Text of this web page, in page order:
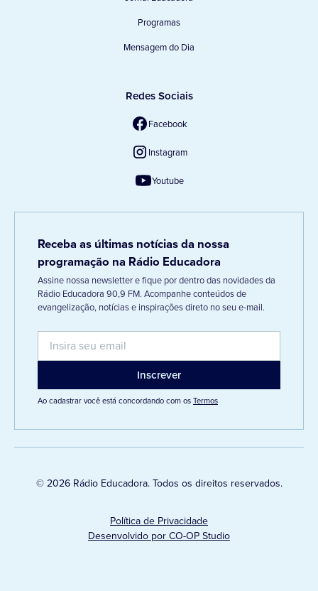
Programas
Mensagem do Dia
Redes Sociais
Facebook
Instagram
Youtube
Receba as últimas notícias da nossa
programação na Rádio Educadora
Assine nossa newsletter e fique por dentro das novidades da
Rádio Educadora 90,9 FM. Acompanhe conteúdos de
evangelização, notícias e inspirações direto no seu e-mail.
Ao cadastrar você está concordando com osTermos
© 2026 Rádio Educadora. Todos os direitos reservados.
Política de Privacidade
Desenvolvido por CO-OP Studio